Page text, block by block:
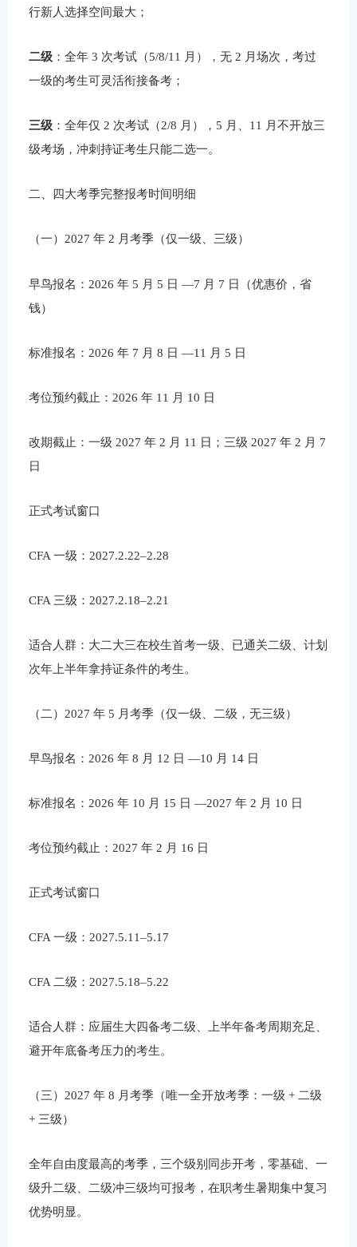
行新人选择空间最大；
二级 ：全年 3 次考试（5/8/11 月），无 2 月场次，考过
一级的考生可灵活衔接备考；
三级 ：全年仅 2 次考试（2/8 月），5 月、11 月不开放三
级考场，冲刺持证考生只能二选一。
二、四大考季完整报考时间明细
（一）2027 年 2 月考季（仅一级、三级）
早鸟报名：2026 年 5 月 5 日 —7 月 7 日（优惠价，省
钱）
标准报名：2026 年 7 月 8 日 —11 月 5 日
考位预约截止：2026 年 11 月 10 日
改期截止：一级 2027 年 2 月 11 日；三级 2027 年 2 月 7
日
正式考试窗口
CFA 一级：2027.2.22–2.28
CFA 三级：2027.2.18–2.21
适合人群：大二大三在校生首考一级、已通关二级、计划
次年上半年拿持证条件的考生。
（二）2027 年 5 月考季（仅一级、二级，无三级）
早鸟报名：2026 年 8 月 12 日 —10 月 14 日
标准报名：2026 年 10 月 15 日 —2027 年 2 月 10 日
考位预约截止：2027 年 2 月 16 日
正式考试窗口
CFA 一级：2027.5.11–5.17
CFA 二级：2027.5.18–5.22
适合人群：应届生大四备考二级、上半年备考周期充足、
避开年底备考压力的考生。
（三）2027 年 8 月考季（唯一全开放考季：一级 + 二级
+ 三级）
全年自由度最高的考季，三个级别同步开考，零基础、一
级升二级、二级冲三级均可报考，在职考生暑期集中复习
优势明显。